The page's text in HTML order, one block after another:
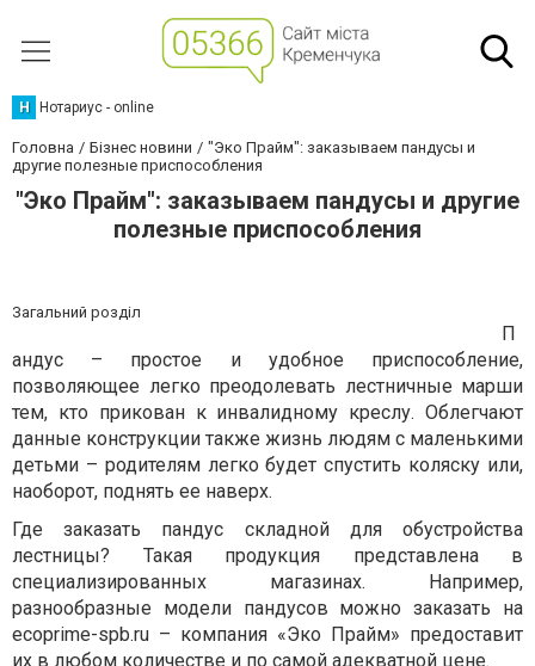
Н Нотариус - online
Головна Бізнес новини
"Эко Прайм": заказываем пандусы и
другие полезные приспособления
"Эко Прайм": заказываем пандусы и другие
полезные приспособления
Загальний розділ
П
андус – простое и удобное приспособление,
позволяющее легко преодолевать лестничные марши
тем, кто прикован к инвалидному креслу. Облегчают
данные конструкции также жизнь людям с маленькими
детьми – родителям легко будет спустить коляску или,
наоборот, поднять ее наверх.
Где заказать пандус складной для обустройства
лестницы? Такая продукция представлена в
специализированных магазинах. Например,
разнообразные модели пандусов можно заказать на
ecoprime-spb.ru – компания «Эко Прайм» предоставит
их в любом количестве и по самой адекватной цене.